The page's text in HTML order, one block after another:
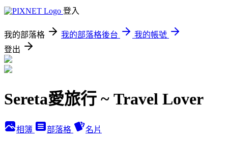
登入
我的部落格 我的部落格後台
我的帳號
登出
Sereta愛旅行 ~ Travel Lover
相簿 部落格 名片